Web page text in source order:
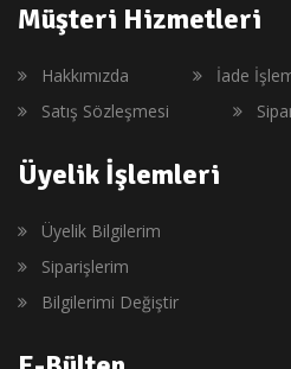
Müşteri Hizmetleri
Hakkımızda
İade
Satış Sözleşmesi
Üyelik İşlemleri
Üyelik Bilgilerim
Siparişlerim
Bilgilerimi Değiştir